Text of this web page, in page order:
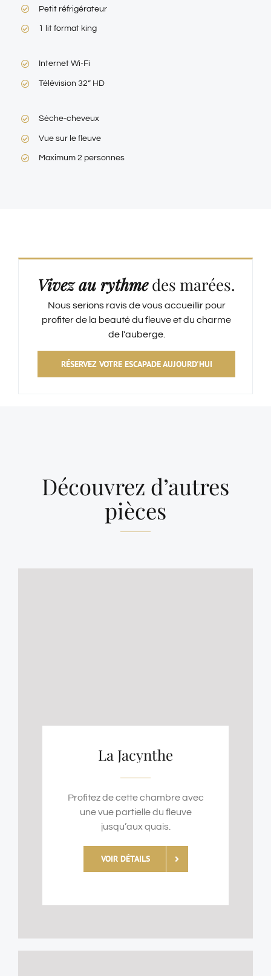
Petit réfrigérateur
1 lit format king
Internet Wi-Fi
Télévision 32” HD
Sèche-cheveux
Vue sur le fleuve
Maximum 2 personnes
Vivez au rythmedes marées.
Nous serions ravis de vous accueillir pour
profiter de la beauté du fleuve et du charme
de l'auberge.
RÉSERVEZ VOTRE ESCAPADE AUJOURD'HUI
Découvrez d’autres
pièces
La Jacynthe
Profitez de cette chambre avec
une vue partielle du fleuve
jusqu’aux quais.
VOIR DÉTAILS